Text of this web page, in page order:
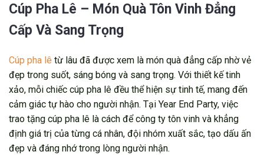
Cúp Pha Lê – Món Quà Tôn Vinh Đẳng
Cấp Và Sang Trọng
Cúp pha lê từ lâu đã được xem là món quà đẳng cấp nhờ vẻ
đẹp trong suốt, sáng bóng và sang trọng. Với thiết kế tinh
xảo, mỗi chiếc cúp pha lê đều thể hiện sự tinh tế, mang đến
cảm giác tự hào cho người nhận. Tại Year End Party, việc
trao tặng cúp pha lê là cách để công ty tôn vinh và khẳng
định giá trị của từng cá nhân, đội nhóm xuất sắc, tạo dấu ấn
đẹp và đáng nhớ trong lòng người nhận.